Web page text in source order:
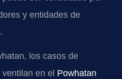
y entidades de
los casos de
en el Powhatan